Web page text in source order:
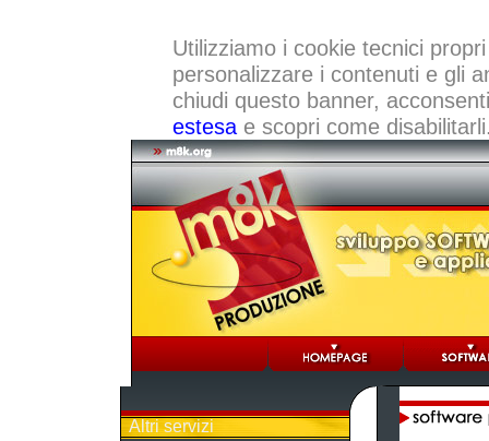
Utilizziamo i cookie tecnici
personalizzare i contenuti e gli
chiudi questo banner,
estesae scopri come
Altri servizi